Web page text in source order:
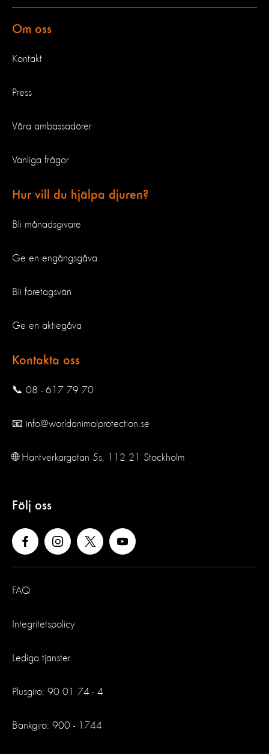
Om oss
Kontakt
Press
Våra ambassadörer
Vanliga frågor
Hur vill du hjälpa djuren?
Bli månadsgivare
Ge en engångsgåva
Bli företagsvän
Ge en aktiegåva
Kontakta oss
📞 08 - 617 79 70
📧 info@worldanimalprotection.se
🌐 Hantverkargatan 5s, 112 21 Stockholm
Följ oss
FAQ
Integritetspolicy
Lediga tjänster
Plusgiro: 90 01 74 - 4
Bankgiro: 900 - 1744